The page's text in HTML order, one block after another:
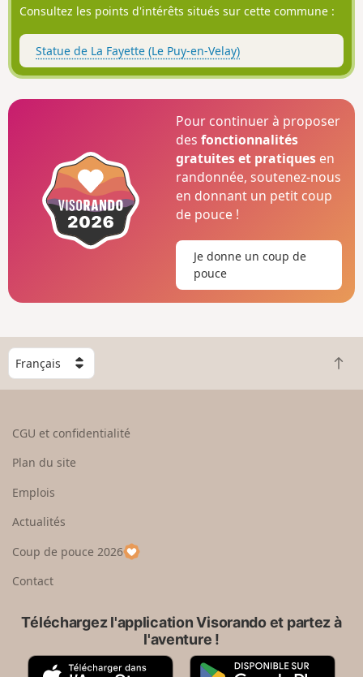
Consultez les points d'intérêts situés sur cette commune :
Statue de La Fayette (Le Puy-en-Velay)
Pour continuer à proposer
desfonctionnalités
gratuites et pratiques en
randonnée, soutenez-nous
en donnant un petit coup
de pouce !
Je donne un coup de
pouce
C
h
o
e
u
p
a
R
e
CGU et confidentialité
Plan du site
Emplois
Actualités
Coup de pouce 2026
Contact
Téléchargez l'application Visorando et partez à
l'aventure !
A
G